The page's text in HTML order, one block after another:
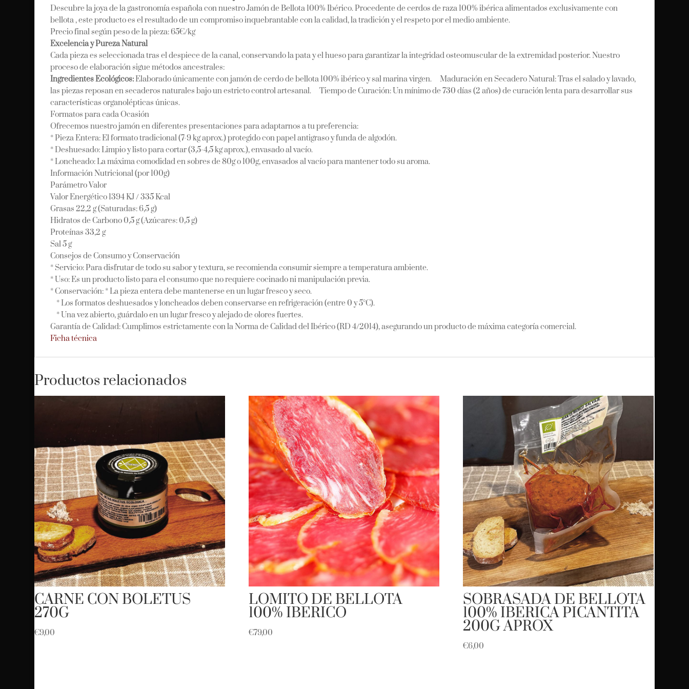
Descubre la joya de la gastronomía española con nuestro Jamón de Bellota 100% Ibérico. Procedente de cerdos de raza 100% ibérica alimentados exclusivamente con
bellota , este producto es el resultado de un compromiso inquebrantable con la calidad, la tradición y el respeto por el medio ambiente.
Precio final según peso de la pieza: 65€/kg
Excelencia y Pureza Natural
Cada pieza es seleccionada tras el despiece de la canal, conservando la pata y el hueso para garantizar la integridad osteomuscular de la extremidad posterior. Nuestro
proceso de elaboración sigue métodos ancestrales:
Ingredientes Ecológicos:Elaborado únicamente con jamón de cerdo de bellota 100% ibérico y sal marina virgen. Maduración en Secadero Natural: Tras el salado y lavado,
las piezas reposan en secaderos naturales bajo un estricto control artesanal. Tiempo de Curación: Un mínimo de 730 días (2 años) de curación lenta para desarrollar sus
características organolépticas únicas.
Formatos para cada Ocasión
Ofrecemos nuestro jamón en diferentes presentaciones para adaptarnos a tu preferencia:
* Pieza Entera: El formato tradicional (7-9 kg aprox.) protegido con papel antigraso y funda de algodón.
* Deshuesado: Limpio y listo para cortar (3,5-4,5 kg aprox.), envasado al vacío.
* Loncheado: La máxima comodidad en sobres de 80g o 100g, envasados al vacío para mantener todo su aroma.
Información Nutricional (por 100g)
Parámetro Valor
Valor Energético 1394 KJ / 335 Kcal
Grasas 22,2 g (Saturadas: 6,5 g)
Hidratos de Carbono 0,5 g (Azúcares: 0,5 g)
Proteínas 33,2 g
Sal 5 g
Consejos de Consumo y Conservación
* Servicio: Para disfrutar de todo su sabor y textura, se recomienda consumir siempre a temperatura ambiente.
* Uso: Es un producto listo para el consumo que no requiere cocinado ni manipulación previa.
* Conservación: * La pieza entera debe mantenerse en un lugar fresco y seco.
* Los formatos deshuesados y loncheados deben conservarse en refrigeración (entre 0 y 5°C).
* Una vez abierto, guárdalo en un lugar fresco y alejado de olores fuertes.
Garantía de Calidad: Cumplimos estrictamente con la Norma de Calidad del Ibérico (RD 4/2014), asegurando un producto de máxima categoría comercial.
Ficha técnica
Productos relacionados
CARNE CON BOLETUS
270G
€9,00
LOMITO DE BELLOTA
100% IBERICO
€79,00
SOBRASADA DE BELLOTA
100% IBERICA PICANTITA
200G APROX
€6,00